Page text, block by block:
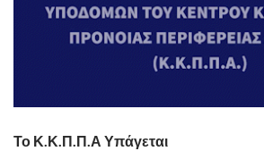
Το Κ.Κ.Π.Π.Α Υπάγεται